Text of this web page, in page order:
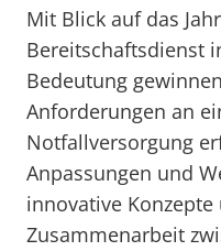
Mit Blick auf das
Bereitschaftsdienst
Bedeutung
Anforderungen an
Notfallversorgung
Anpassungen und
innovative
Zusammenarbeit